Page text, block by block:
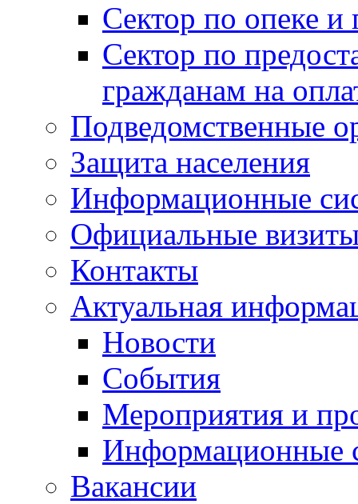
Сектор по опеке и
Сектор по
гражданам на
Подведомственные
Защита населения
Информационные
Официальные
Контакты
Актуальная
Новости
События
Мероприятия и
Информационные
Вакансии